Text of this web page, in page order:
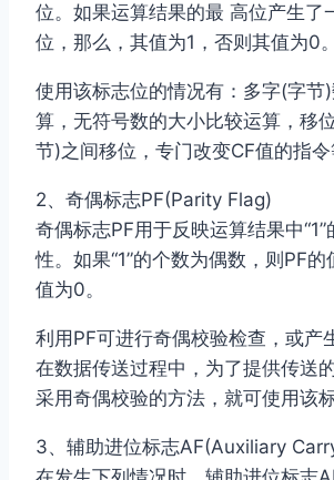
位。如果运算结果的最 高位产生了
位，那么，其值为1，否则其值为0。
使用该标志位的情况有：多字(字节
算，无符号数的大小比较运算，移
节)之间移位，专门改变CF值的指令
2、奇偶标志PF(Parity Flag)
奇偶标志PF用于反映运算结果中
性。如果“1”的个数为偶数，则PF
值为0。
利用PF可进行奇偶校验检查，或产
在数据传送过程中，为了提供传送
采用奇偶校验的方法，就可使用该标
3、辅助进位标志AF(Auxiliary